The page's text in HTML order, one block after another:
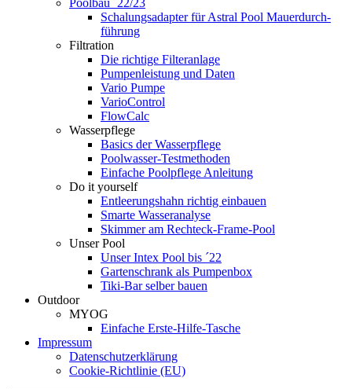
Poolbau ´22/23
Schalungs­adapter für Astral Pool Mauer­durch­
führung
Filtration
Die richtige Filter­anlage
Pumpenleistung und Daten
Vario Pumpe
Vario­Control
FlowCalc
Wasserpflege
Basics der Wasserpflege
Poolwasser-Testmethoden
Einfache Poolpflege Anleitung
Do it yourself
Ent­leerungs­hahn richtig einbauen
Smarte Wasseranalyse
Skimmer am Rechteck-Frame-Pool
Unser Pool
Unser Intex Pool bis ´22
Gartenschrank als Pumpenbox
Tiki-Bar selber bauen
Outdoor
MYOG
Einfache Erste-Hilfe-Tasche
Impressum
Datenschutzerklärung
Cookie-Richtlinie (EU)